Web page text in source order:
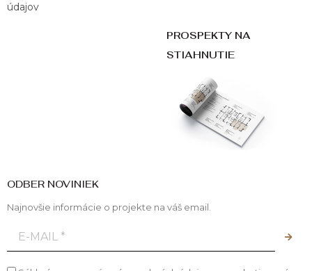
údajov
PROSPEKTY NA
STIAHNUTIE
ODBER NOVINIEK
Najnovšie informácie o projekte na váš email.